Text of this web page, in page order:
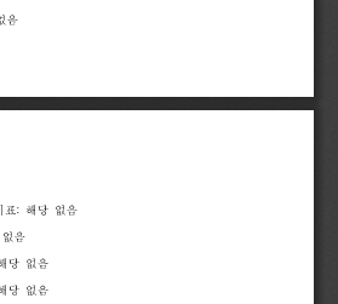
음
표: 해당 없음
없음
당 없음
당 없음